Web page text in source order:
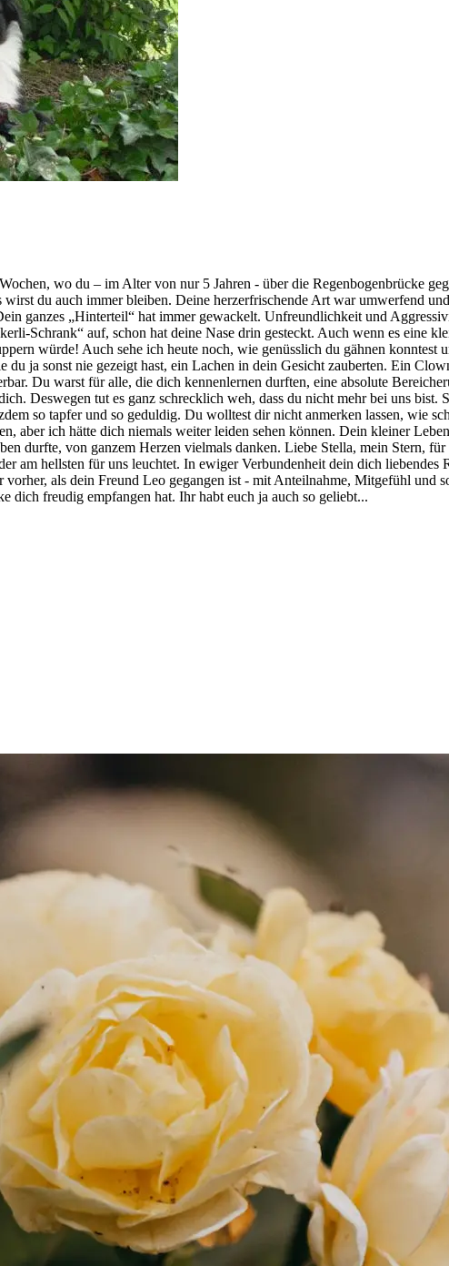
wo du – im Alter von nur 5 Jahren - über die Regenbogenbrücke
du auch immer bleiben. Deine herzerfrischende Art war umwerfend
ganzes „Hinterteil“ hat immer gewackelt. Unfreundlichkeit und
Schrank“ auf, schon hat deine Nase drin gesteckt. Auch wenn es eine
würde! Auch sehe ich heute noch, wie genüsslich du gähnen konntest
du ja sonst nie gezeigt hast, ein Lachen in dein Gesicht zauberten. Ein
Du warst für alle, die dich kennenlernen durften, eine absolute
Deswegen tut es ganz schrecklich weh, dass du nicht mehr bei uns
so tapfer und so geduldig. Du wolltest dir nicht anmerken lassen, wie
aber ich hätte dich niemals weiter leiden sehen können. Dein kleiner
durfte, von ganzem Herzen vielmals danken. Liebe Stella, mein Stern,
am hellsten für uns leuchtet. In ewiger Verbundenheit dein dich
als dein Freund Leo gegangen ist - mit Anteilnahme, Mitgefühl und
dich freudig empfangen hat. Ihr habt euch ja auch so geliebt...